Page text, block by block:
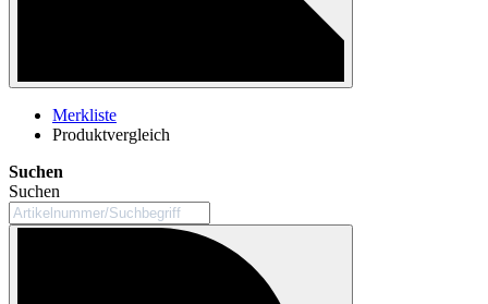
Merkliste
Produktvergleich
Suchen
Suchen